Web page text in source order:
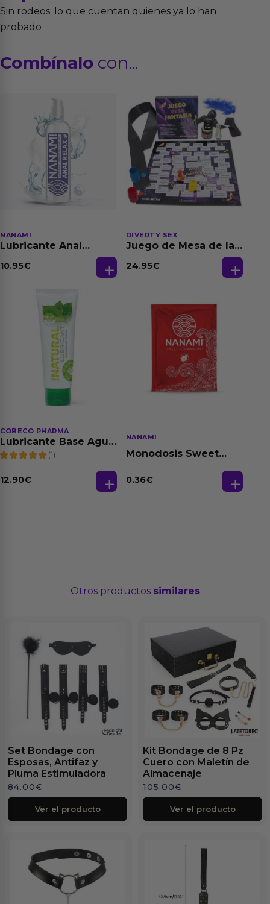
Sin rodeos: lo que cuentan quienes ya lo han
probado
Combínalo con...
NANAMI
Lubricante Anal
Dilatación Base Agua
10.95€
DIVERTY SEX
Juego de Mesa de las
24.95€
COBECO PHARMA
Lubricante Base Agua
100% Natural 125 ml
(1)
12.90€
NANAMI
Monodosis Sweet
0.36€
Otros productos similares
Set Bondage con
Esposas, Antifaz y
Pluma Estimuladora
84.00€
Ver el producto
Kit Bondage de 8 Pz
Cuero con Maletín de
Almacenaje
105.00€
Ver el producto